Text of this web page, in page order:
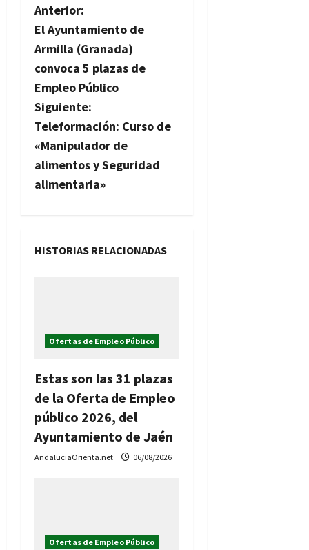
N
a
v
e
g
a
c
ó
n
t
r
Anterior:
El Ayuntamiento de
Armilla (Granada)
convoca 5 plazas de
Empleo Público
Siguiente:
Teleformación: Curso de
«Manipulador de
alimentos y Seguridad
alimentaria»
HISTORIAS RELACIONADAS
Ofertas de Empleo Público
Estas son las 31 plazas
de la Oferta de Empleo
público 2026, del
Ayuntamiento de Jaén
AndaluciaOrienta.net 06/08/2026
Ofertas de Empleo Público